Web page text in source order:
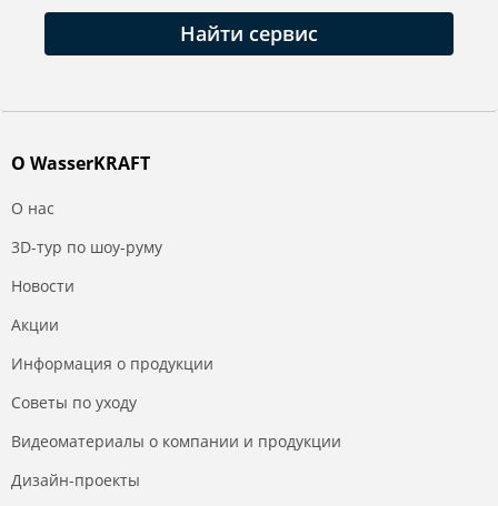
Найти сервис
О WasserKRAFT
О нас
3D-тур по шоу-руму
Новости
Акции
Информация о продукции
Советы по уходу
Видеоматериалы о компании и продукции
Дизайн-проекты